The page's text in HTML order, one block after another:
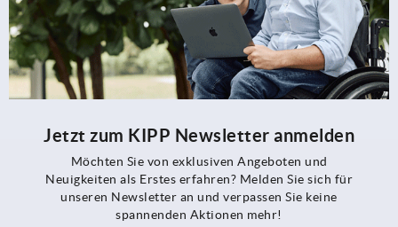
Jetzt zum KIPP Newsletter anmelden
Möchten Sie von exklusiven Angeboten und
Neuigkeiten als Erstes erfahren? Melden Sie sich für
unseren Newsletter an und verpassen Sie keine
spannenden Aktionen mehr!